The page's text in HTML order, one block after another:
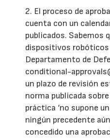
2. El proceso de
cuenta con un
publicados. Sabemos
dispositivos
Departamento de
conditional-
un plazo de revisión
norma publicada
práctica ‘no supone
ningún precedente
concedido una